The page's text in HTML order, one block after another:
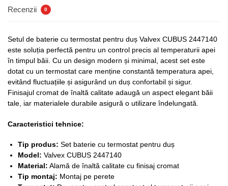
Recenzii 0
Setul de baterie cu termostat pentru duș Valvex CUBUS 2447140
este soluția perfectă pentru un control precis al temperaturii apei
în timpul băii. Cu un design modern și minimal, acest set este
dotat cu un termostat care menține constantă temperatura apei,
evitând fluctuațiile și asigurând un duș confortabil și sigur.
Finisajul cromat de înaltă calitate adaugă un aspect elegant băii
tale, iar materialele durabile asigură o utilizare îndelungată.
Caracteristici tehnice:
Tip produs: Set baterie cu termostat pentru duș
Model: Valvex CUBUS 2447140
Material: Alamă de înaltă calitate cu finisaj cromat
Tip montaj: Montaj pe perete